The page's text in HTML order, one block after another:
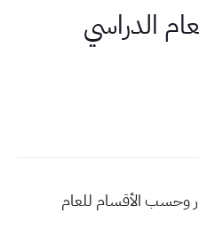
الدراسي
وحسب الأقسام للعام